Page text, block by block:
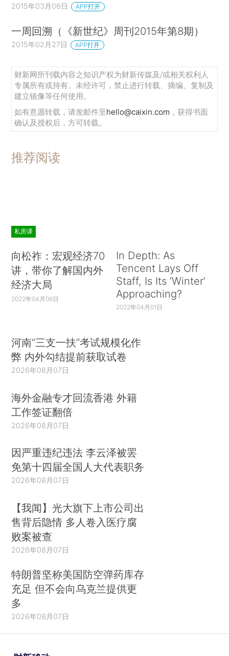
2015年03月06日 APP打开
一周回溯（《新世纪》周刊2015年第8期）
2015年02月27日 APP打开
财新网所刊载内容之知识产权为财新传媒及/或相关权利人
专属所有或持有。未经许可，禁止进行转载、摘编、复制及
建立镜像等任何使用。
如有意愿转载，请发邮件至hello@caixin.com ，获得书面
确认及授权后，方可转载。
推荐阅读
私房课
向松祚：宏观经济70
讲，带你了解国内外
经济大局
2022年04月06日
In Depth: As
Tencent Lays Off
Staff, Is Its ‘Winter’
Approaching?
2022年04月01日
河南“三支一扶”考试规模化作
弊 内外勾结提前获取试卷
2026年08月07日
海外金融专才回流香港 外籍
工作签证翻倍
2026年08月07日
因严重违纪违法 李云泽被罢
免第十四届全国人大代表职务
2026年08月07日
【我闻】光大旗下上市公司出
售背后隐情 多人卷入医疗腐
败案被查
2026年08月07日
特朗普坚称美国防空弹药库存
充足 但不会向乌克兰提供更
多
2026年08月07日